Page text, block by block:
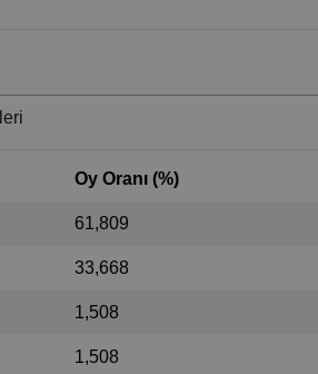
Oy Oranı (%)
61,809
33,668
1,508
1,508